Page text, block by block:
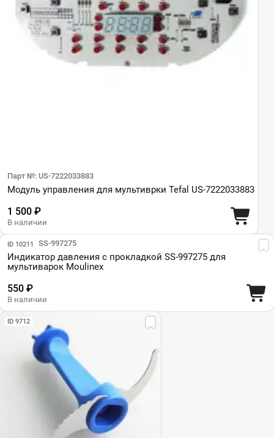
Парт №: US-7222033883
Модуль управления для мультиврки Tefal US-7222033883
1 500 ₽
В наличии
ID 10211
Парт №: SS-997275
Индикатор давления с прокладкой SS-997275 для
мультиварок Moulinex
550 ₽
В наличии
ID 9712